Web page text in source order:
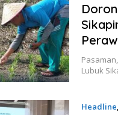
Lubuk
Headline,